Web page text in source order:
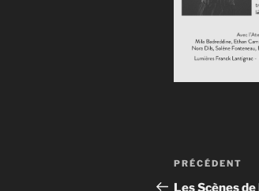
de
Article
précédent
PRÉCÉDENT
Les Scènes